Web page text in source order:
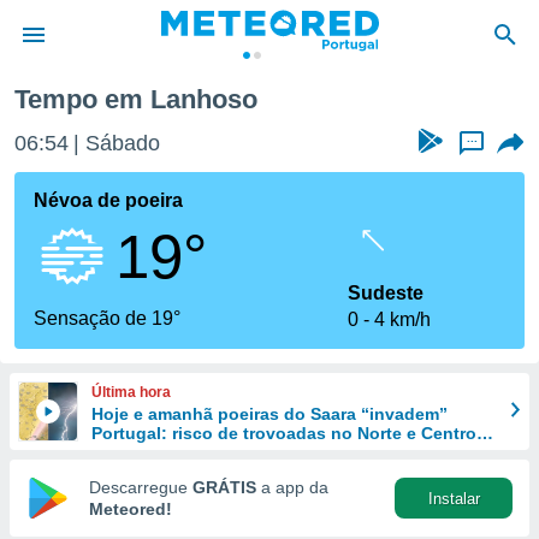
da
foi
fornecidas
a este
das
e
forma
digital
Tempo em Lanhoso
06:54 Sábado ...
Névoa de poeira
19°
Sensação de 19°
Sudeste
0
4 km/h
Última hora
Hoje e amanhã poeiras do Saara “invadem”
Portugal: risco de trovoadas no Norte e Centro
Descarregue GRÁTIS a app da
Meteored!
Instalar